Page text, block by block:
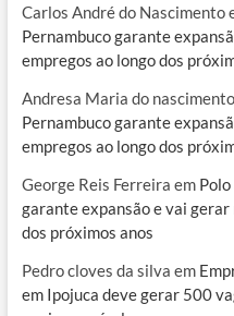
Carlos André do Nascimento
Pernambuco garante
empregos ao longo dos
Andresa Maria do nascimento
Pernambuco garante
empregos ao longo dos
George Reis Ferreira em
garante expansão e vai
dos próximos anos
Pedro cloves da silva em
em Ipojuca deve gerar 500